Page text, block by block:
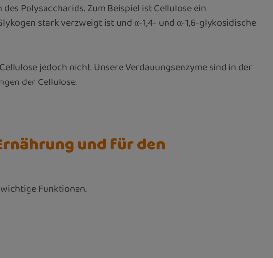
Polysaccharids. Zum Beispiel ist Cellulose ein
stark verzweigt ist und α-1,4- und α-1,6-glykosidische
jedoch nicht. Unsere Verdauungsenzyme sind in der
der Cellulose.
und für den
Funktionen.